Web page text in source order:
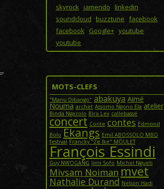
skyrock jamendo
linkedin
soundcloud buzztune facebook
facebook Google+ youtube
youtube
MOTS-CLEFS
"Manu Dibango" abakuya Aimé
Nouma archet Assomo Ngono Ela atelier
Binda Ngazolo Bira Lev callebasse
concert Conte contes Edmond
Bolo Ekangs Emil ABOSSOLO MBO
festival Francky "Ze Ike" MOULET
François Essindi
Guy NWOGANG Jimi Sofo Michel Ngueti
Mivsam Noiman mvet
Nathalie Durand Nelson Hadi